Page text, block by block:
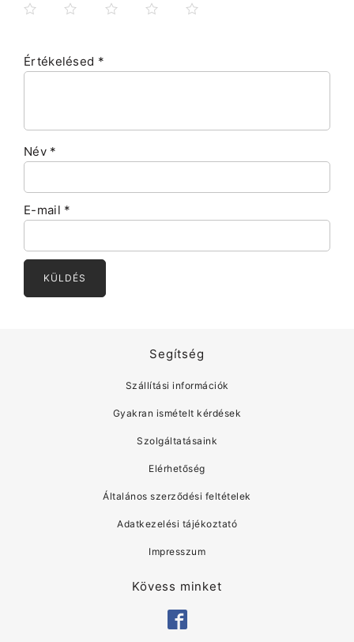
Értékelésed *
Név *
E-mail *
Segítség
Szállítási információk
Gyakran ismételt kérdések
Szolgáltatásaink
Elérhetőség
Általános szerződési feltételek
Adatkezelési tájékoztató
Impresszum
Kövess minket